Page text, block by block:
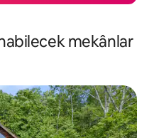
mekânlar
arasında